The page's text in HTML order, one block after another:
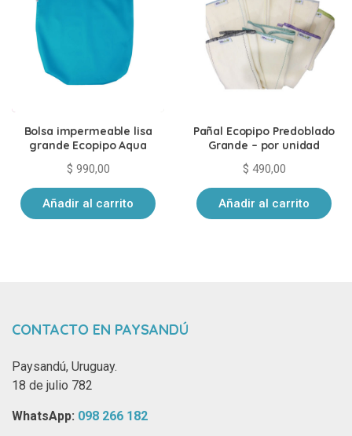
Bolsa impermeable lisa
grande Ecopipo Aqua
$ 990,00
Añadir al carrito
Pañal Ecopipo Predoblado
Grande – por unidad
$ 490,00
Añadir al carrito
CONTACTO EN PAYSANDÚ
Paysandú, Uruguay.
18 de julio 782
WhatsApp: ‪ 098 266 182‬